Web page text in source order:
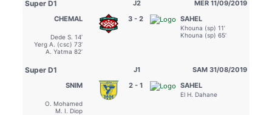
Super D1 J2
MER 11/09/2019
CHEMAL
Dede S. 14’
Yerg A. (csc) 73’
A. Yatma 82’
3 - 2 SAHEL
Khouna (sp) 11’
Khouna (sp) 65’
Super D1 J1
SAM 31/08/2019
SNIM
O. Mohamed
M. I. Diop
2 - 1 SAHEL
El H. Dahane